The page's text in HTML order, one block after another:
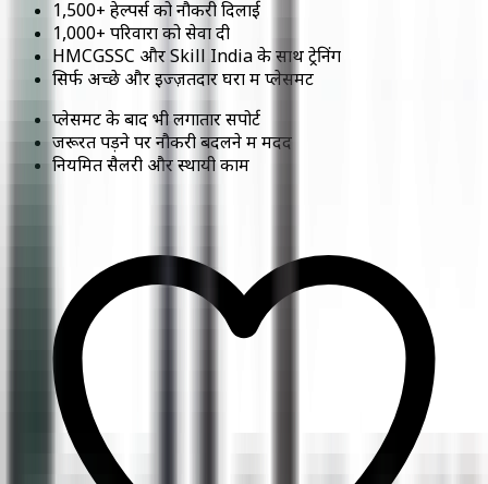
1,500+ हेल्पर्स को नौकरी दिलाई
1,000+ परिवारों को सेवा दी
HMCGSSC और Skill India के साथ ट्रेनिंग
सिर्फ अच्छे और इज्ज़तदार घरों में प्लेसमेंट
प्लेसमेंट के बाद भी लगातार सपोर्ट
जरूरत पड़ने पर नौकरी बदलने में मदद
नियमित सैलरी और स्थायी काम